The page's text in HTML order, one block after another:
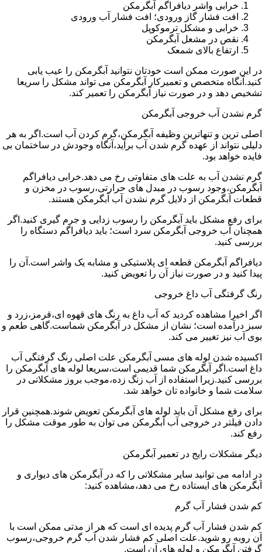
خرابی واشر دیافراگم آبگرمکن
افت فشار گاز ورودی؛ افت فشار آب ورودی
خرابی و مشکل ترموکوپل
نقص در مشعل آبگرمکن
ارتفاع بالای شمعک
در این صورت ممکن است خودتان نتوانید آبگرمکن را عیب یابی
کنید.آنگاه متخصص و تعمیرکار آبگرمکن می تواند مشکل را سریعا
تشخیص دهد و در صورت نیاز آبگرمکن را تعمیر کند.
گرم نشدن آب خروجی آبگرمکن
اصلی ترین و تنهاترین وظیفه آبگرمکن،گرم کردن آب است.اگر به هر
دلیلی نتواند از عهده گرم شدن آب برآید،آنگاه وجودش در ساختمان بی
فایده خواهد بود.
گرم نشدن آب به علت های متفاوتی رخ می دهد.خرابی دیافراگم
آبگرمکن،وجود رسوب در مبدل های حرارتی،رسوب در مخزن و
قطعات آبگرمکن از دلایل گرم نشدن آب آبگرمکن هستند.
برای رفع مشکل باید آبگرمکن را رسوب زدایی و جرم گیری کنید.اگر
همچنان آب خروجی آبگرمکن سرد است؛ باید دیافراگم دستگاه را
بررسی کنید.
دیافراگم آبگرمکن قطعه ای پلاستیکی و مشابه یک واشر است.آن را
پیدا کنید و در صورت نیاز آن را تعویض کنید.
رنگ گرفتگی آب داغ خروجی
اگر اخیرا مشاهده کردید که آب داغ به رنگ های قهوه ای،قرمز،زرد و
سبز درآمده است؛ نشان از مشکل در آبگرمکن شماست.گاهی طعم و
بوی آب نیز تغییر می کند.
اکسیده شدن لوله های مسی آبگرمکن علت اصلی رنگ گرفتگی آب
داغ است.اگر آبگرمکن شما قدیمی است،سریعا لوله های آبگرمکن را
بررسی کنید.زیرا استفاده از آب زنگ زده،موجب بروز مشکلاتی در
سلامت شما و خانواده تان خواهد شد.
برای رفع مشکل آن باید لوله های آبگرمکن تعویض شوند.همچنین قرار
دادن فیلتر در خروجی آب آبگرمکن می توان به طور موقت مشکل را
رفع کند.
دیگر مشکلات رایج در تعمیر آبگرمکن
در ادامه می توانید سایر مشکلاتی را که در آبگرمکن های دیواری و
آبگرمکن های ایستاده رخ می دهد،مشاهده کنید:
کم شدن فشار آب گرم
کم شدن فشار آب گرم پدیده ای است که هر از مدتی ممکن است با
آن روبه رو شوید.علت اصلی کم فشار شدن آب گرم خروجی،رسوب
گرفتن آبگرمکن و لوله های آن است.